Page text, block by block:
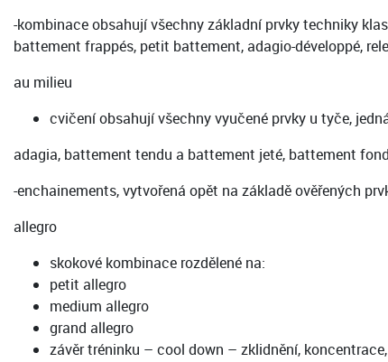
-kombinace obsahují všechny základní prvky techniky
battement frappés, petit battement, adagio-développé,
au milieu
cvičení obsahují všechny vyučené prvky u tyče,
adagia, battement tendu a battement jeté, battement
-enchainements, vytvořená opět na základě ověřených
allegro
skokové kombinace rozdělené na:
petit allegro
medium allegro
grand allegro
závěr tréninku – cool down – zklidnění,